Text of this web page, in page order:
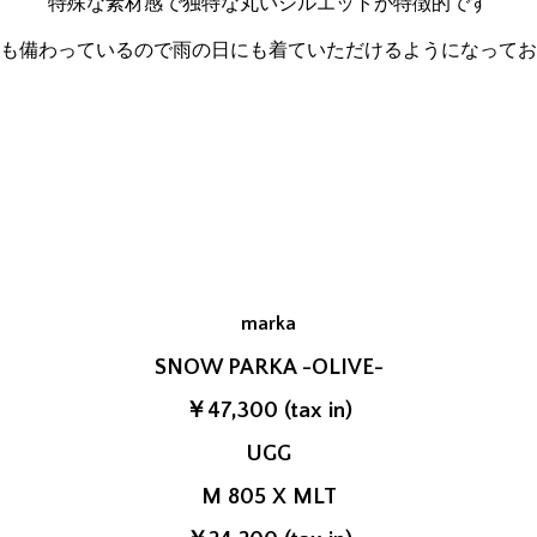
備わっているので雨の日にも着ていただけるようになって
marka
SNOW PARKA -OLIVE-
￥47,300 (tax in)
UGG
M 805 X MLT